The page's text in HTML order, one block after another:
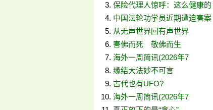
保险代理人惊呼：这么健康的
中国法轮功学员近期遭迫害案
从无声世界回有声世界
害佛而死 敬佛而生
海外一周简讯(2026年7
缘结大法妙不可言
古代也有UFO?
海外一周简讯(2026年7